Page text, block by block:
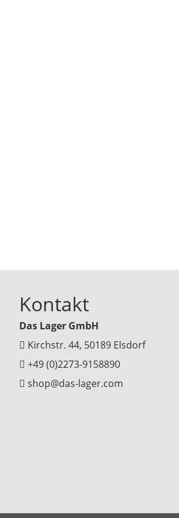
Kontakt
Das Lager GmbH
Kirchstr. 44, 50189 Elsdorf
+49 (0)2273-9158890
shop@das-lager.com